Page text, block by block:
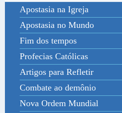
Apostasia na Igreja
Apostasia no Mundo
Fim dos tempos
Profecias Católicas
Artigos para Refletir
Combate ao demônio
Nova Ordem Mundial